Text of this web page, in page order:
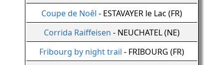
Coupe de Noêl - ESTAVAYER le Lac (FR)
Corrida Raiffeisen - NEUCHATEL (NE)
Fribourg by night trail - FRIBOURG (FR)